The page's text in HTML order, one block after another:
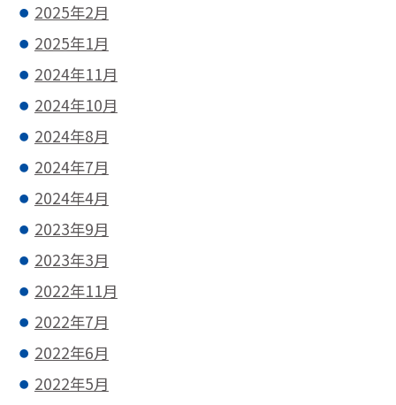
2025年2月
2025年1月
2024年11月
2024年10月
2024年8月
2024年7月
2024年4月
2023年9月
2023年3月
2022年11月
2022年7月
2022年6月
2022年5月